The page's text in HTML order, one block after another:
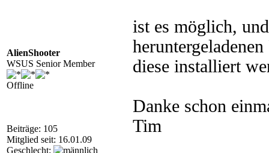
AlienShooter
WSUS Senior Member
Offline
Beiträge: 105
Mitglied seit: 16.01.09
Geschlecht:
ist es möglich,
diese installiert
Danke schon
Tim